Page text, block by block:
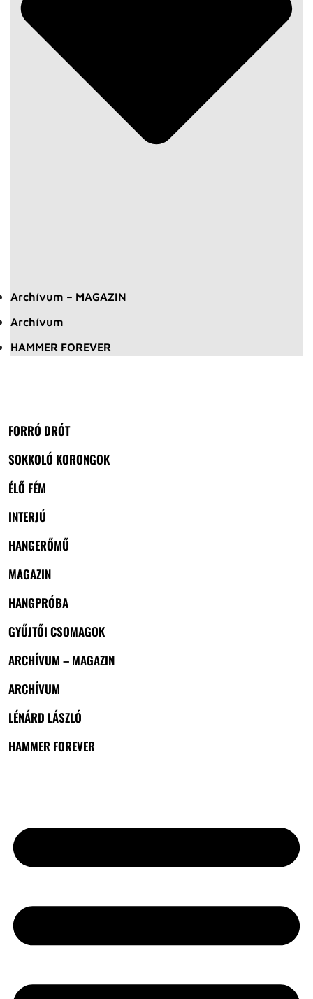
Archívum – MAGAZIN
Archívum
HAMMER FOREVER
FORRÓ DRÓT
SOKKOLÓ KORONGOK
ÉLŐ FÉM
INTERJÚ
HANGERŐMŰ
MAGAZIN
HANGPRÓBA
GYŰJTŐI CSOMAGOK
ARCHÍVUM – MAGAZIN
ARCHÍVUM
LÉNÁRD LÁSZLÓ
HAMMER FOREVER